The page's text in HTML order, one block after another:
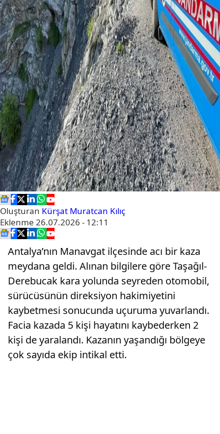
Oluşturan Kürşat Muratcan Kılıç
Eklenme 26.07.2026 - 12:11
Antalya’nın Manavgat ilçesinde acı bir kaza
meydana geldi. Alınan bilgilere göre Taşağıl-
Derebucak kara yolunda seyreden otomobil,
sürücüsünün direksiyon hakimiyetini
kaybetmesi sonucunda uçuruma yuvarlandı.
Facia kazada 5 kişi hayatını kaybederken 2
kişi de yaralandı. Kazanın yaşandığı bölgeye
çok sayıda ekip intikal etti.